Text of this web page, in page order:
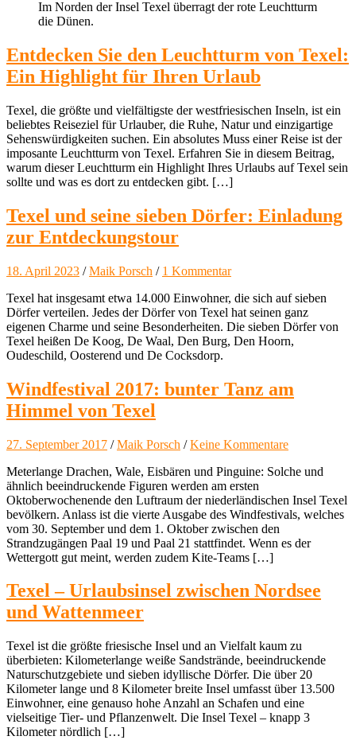
Im Norden der Insel Texel überragt der rote Leuchtturm
die Dünen.
Entdecken Sie den Leuchtturm von Texel:
Ein Highlight für Ihren Urlaub
Texel, die größte und vielfältigste der westfriesischen Inseln, ist ein
beliebtes Reiseziel für Urlauber, die Ruhe, Natur und einzigartige
Sehenswürdigkeiten suchen. Ein absolutes Muss einer Reise ist der
imposante Leuchtturm von Texel. Erfahren Sie in diesem Beitrag,
warum dieser Leuchtturm ein Highlight Ihres Urlaubs auf Texel sein
sollte und was es dort zu entdecken gibt. […]
Texel und seine sieben Dörfer: Einladung
zur Entdeckungstour
18. April 2023 /Maik Porsch / 1 Kommentar
Texel hat insgesamt etwa 14.000 Einwohner, die sich auf sieben
Dörfer verteilen. Jedes der Dörfer von Texel hat seinen ganz
eigenen Charme und seine Besonderheiten. Die sieben Dörfer von
Texel heißen De Koog, De Waal, Den Burg, Den Hoorn,
Oudeschild, Oosterend und De Cocksdorp.
Windfestival 2017: bunter Tanz am
Himmel von Texel
27. September 2017 /Maik Porsch /Keine Kommentare
Meterlange Drachen, Wale, Eisbären und Pinguine: Solche und
ähnlich beeindruckende Figuren werden am ersten
Oktoberwochenende den Luftraum der niederländischen Insel Texel
bevölkern. Anlass ist die vierte Ausgabe des Windfestivals, welches
vom 30. September und dem 1. Oktober zwischen den
Strandzugängen Paal 19 und Paal 21 stattfindet. Wenn es der
Wettergott gut meint, werden zudem Kite-Teams […]
Texel – Urlaubsinsel zwischen Nordsee
und Wattenmeer
Texel ist die größte friesische Insel und an Vielfalt kaum zu
überbieten: Kilometerlange weiße Sandstrände, beeindruckende
Naturschutzgebiete und sieben idyllische Dörfer. Die über 20
Kilometer lange und 8 Kilometer breite Insel umfasst über 13.500
Einwohner, eine genauso hohe Anzahl an Schafen und eine
vielseitige Tier- und Pflanzenwelt. Die Insel Texel – knapp 3
Kilometer nördlich […]